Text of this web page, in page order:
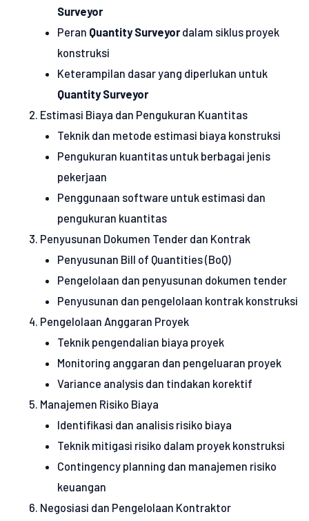
Surveyor
Peran Quantity Surveyordalam siklus proyek
konstruksi
Keterampilan dasar yang diperlukan untuk
Quantity Surveyor
Estimasi Biaya dan Pengukuran Kuantitas
Teknik dan metode estimasi biaya konstruksi
Pengukuran kuantitas untuk berbagai jenis
pekerjaan
Penggunaan software untuk estimasi dan
pengukuran kuantitas
Penyusunan Dokumen Tender dan Kontrak
Penyusunan Bill of Quantities (BoQ)
Pengelolaan dan penyusunan dokumen tender
Penyusunan dan pengelolaan kontrak konstruksi
Pengelolaan Anggaran Proyek
Teknik pengendalian biaya proyek
Monitoring anggaran dan pengeluaran proyek
Variance analysis dan tindakan korektif
Manajemen Risiko Biaya
Identifikasi dan analisis risiko biaya
Teknik mitigasi risiko dalam proyek konstruksi
Contingency planning dan manajemen risiko
keuangan
Negosiasi dan Pengelolaan Kontraktor